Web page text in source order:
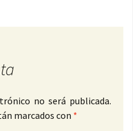
no será publicada.
marcados con *